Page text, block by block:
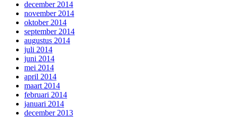
december 2014
november 2014
oktober 2014
september 2014
augustus 2014
juli 2014
juni 2014
mei 2014
april 2014
maart 2014
februari 2014
januari 2014
december 2013